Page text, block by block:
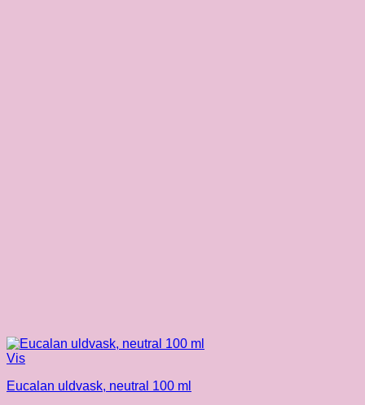
Vis
Eucalan uldvask, neutral 100 ml